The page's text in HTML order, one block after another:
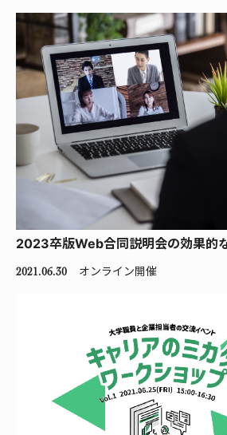
2023卒版Web合同説明会の効果的
2021.06.30 オンライン開催